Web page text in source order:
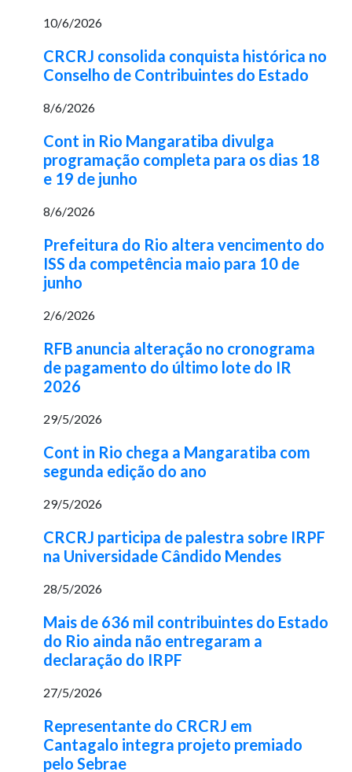
10/6/2026
CRCRJ consolida conquista histórica no
Conselho de Contribuintes do Estado
8/6/2026
Cont in Rio Mangaratiba divulga
programação completa para os dias 18
e 19 de junho
8/6/2026
Prefeitura do Rio altera vencimento do
ISS da competência maio para 10 de
junho
2/6/2026
RFB anuncia alteração no cronograma
de pagamento do último lote do IR
2026
29/5/2026
Cont in Rio chega a Mangaratiba com
segunda edição do ano
29/5/2026
CRCRJ participa de palestra sobre IRPF
na Universidade Cândido Mendes
28/5/2026
Mais de 636 mil contribuintes do Estado
do Rio ainda não entregaram a
declaração do IRPF
27/5/2026
Representante do CRCRJ em
Cantagalo integra projeto premiado
pelo Sebrae